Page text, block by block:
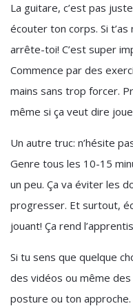
La guitare, c’est pas
écouter ton corps. Si
arrête-toi! C’est super
Commence par des
mains sans trop forcer.
même si ça veut dire
Un autre truc: n’hésite
Genre tous les 10-15
un peu. Ça va éviter les
progresser. Et surtout,
jouant! Ça rend
Si tu sens que quelque
des vidéos ou même
posture ou ton